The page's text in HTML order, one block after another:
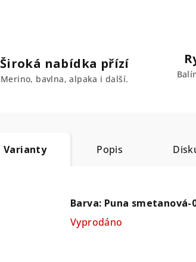
Široká nabídka přízí
Merino, bavlna, alpaka i další.
Varianty Popis
Barva: Puna smetanová-
Vyprodáno